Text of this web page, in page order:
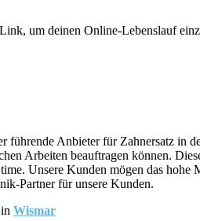
um deinen Online-Lebenslauf
Anbieter für Zahnersatz in
Arbeiten beauftragen können.
Unsere Kunden mögen das
Partner für unsere Kunden.
Wismar